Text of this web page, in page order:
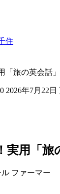
住
「旅の英会話」
2026年7月22日
用「旅
ル ファーマー